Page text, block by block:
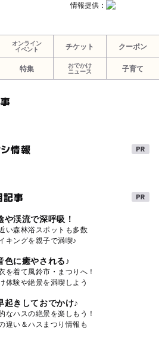
情報提供：
オンライン
イベント
チケット クーポン
特集
おでかけ
ニュース
子育て
情報
記事
や渓流で深呼吸！
い森林浴スポットも多数
キングを親子で満喫♪
色に癒やされる♪
を着て風鈴市・まつりへ！
体験や絶景を満喫しよう
起きしておでかけ♪
なハスの絶景を楽しもう！
違い＆ハスまつり情報も